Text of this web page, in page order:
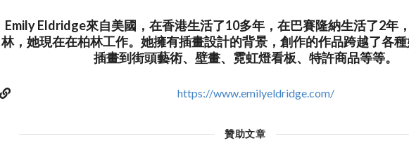
Emily Eldridge來自美國，在香港生活了10多年，在巴賽隆納生活了2年
林，她現在在柏林工作。她擁有插畫設計的背景，創作的作品跨越了各
插畫到街頭藝術、壁畫、霓虹燈看板、特許商品等等。
https://www.emilyeldridge.com/
贊助文章